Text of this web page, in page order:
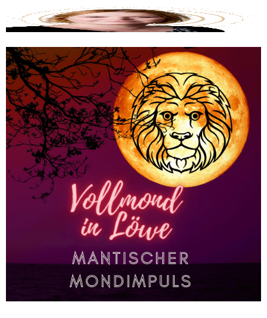
Tarotwissen
Blog
Über mich / Kontakt
Die Mantiker
Impressum
Datenschutzerklärung
Blog
Über mich / Kontakt
Die Mantiker
Impressum
Datenschutzerklärung